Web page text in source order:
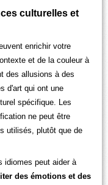
culturelles et
enrichir votre
et de la couleur à
des allusions à des
d'art qui ont une
spécifique. Les
ne peut être
utilisés, plutôt que de
idiomes peut aider à
des émotions et des